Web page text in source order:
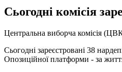
Сьогодні комісія
Центральна виборча комісія
Сьогодні зареєстровані 38
Опозиційної платформи - за